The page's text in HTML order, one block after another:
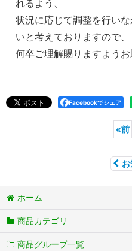
れるよう、
状況に応じて調整を行い
いと考えておりますので、
何卒ご理解賜りますようお
Facebookでシェア
«前
ホーム
商品カテゴリ
商品グループ一覧